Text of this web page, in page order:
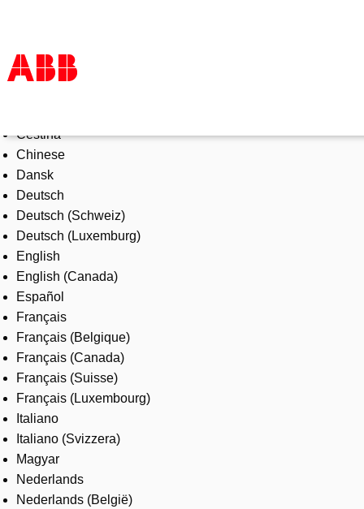
Products & Solutions
Industries
Services
About us
Where to buy
Contact us
Careers
Čeština
Chinese
Dansk
Deutsch
Deutsch (Schweiz)
Deutsch (Luxemburg)
English
English (Canada)
Español
Français
Français (Belgique)
Français (Canada)
Français (Suisse)
Français (Luxembourg)
Italiano
Italiano (Svizzera)
Magyar
Nederlands
Nederlands (België)